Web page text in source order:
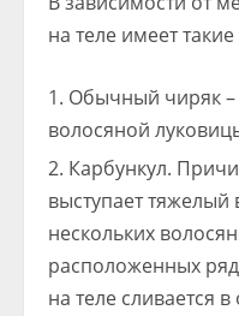
на теле имеет
Обычный чиряк –
волосяной
Карбункул.
выступает
нескольких
расположенных
на теле сливается